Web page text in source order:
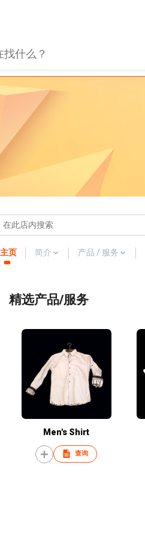
主页 简介 产品 / 服务
精选产品/服务
Men's Shirt
查询